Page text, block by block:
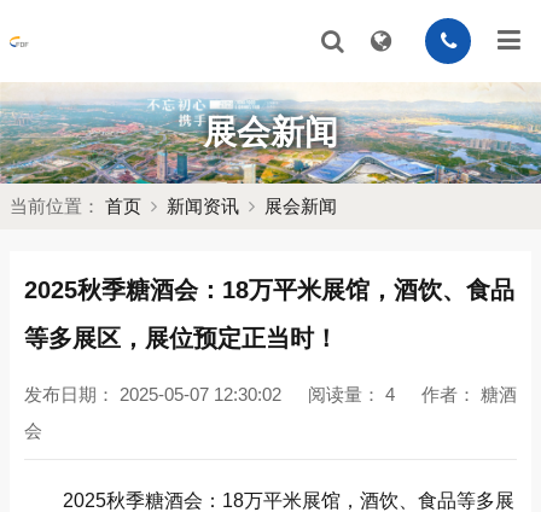
展会新闻
当前位置： 首页 新闻资讯 展会新闻
2025秋季糖酒会：18万平米展馆，酒饮、食品
等多展区，展位预定正当时！
发布日期： 2025-05-07 12:30:02 阅读量： 4 作者： 糖酒
会
2025秋季糖酒会：18万平米展馆，酒饮、食品等多展